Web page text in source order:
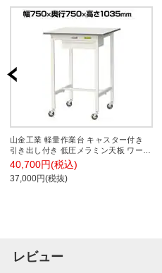
山金工業 軽量作業台 キャスター付き
引き出し付き 低圧メラミン天板 ワーク
テーブル 150シリーズ 移動式 SUPHC-
775U-WW 幅750×奥行750×高さ
1035mm
40,700円(税込)
37,000円(税抜)
レビュー